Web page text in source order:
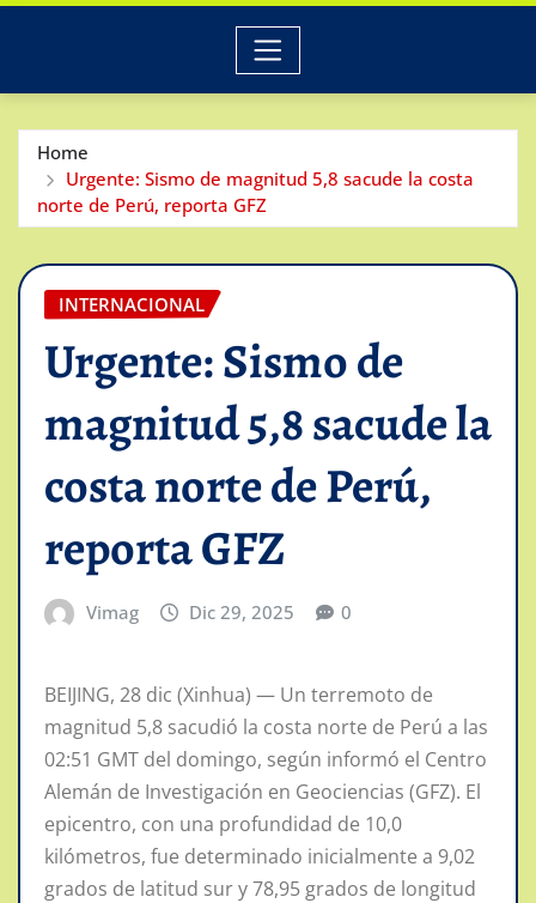
Home
Urgente: Sismo de magnitud 5,8 sacude la costa
norte de Perú, reporta GFZ
INTERNACIONAL
Urgente: Sismo de
magnitud 5,8 sacude la
costa norte de Perú,
reporta GFZ
Vimag Dic 29, 2025 0
BEIJING, 28 dic (Xinhua) — Un terremoto de
magnitud 5,8 sacudió la costa norte de Perú a las
02:51 GMT del domingo, según informó el Centro
Alemán de Investigación en Geociencias (GFZ). El
epicentro, con una profundidad de 10,0
kilómetros, fue determinado inicialmente a 9,02
grados de latitud sur y 78,95 grados de longitud